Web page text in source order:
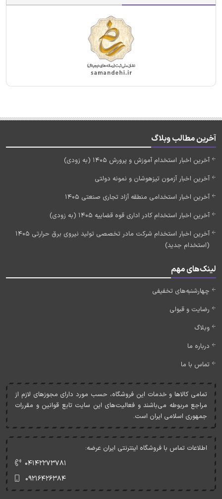
آخرین مطالب وبلاگ
آخرین اخبار استخدام آموزش و پرورش 1405 (به زودی)
آخرین اخبار آزمون تیزهوشان و نمونه دولتی
آخرین اخبار استخدامی منطقه آزاد تجاری صنعتی 1405
آخرین اخبار استخدام کادر اداری قوه قضاییه 1405 (به زودی)
آخرین اخبار استخدام شرکت مادر تخصصی تولید نیروی برق حرارتی 1405
(استخدام جدید)
لینک‌های مهم
چهارشنبه‌های تخفیفی
رضایت و قبولی
وبلاگ
درباره ما
تماس با ما
تمامی کالاها و خدمات اين فروشگاه، حسب مورد دارای مجوزهای لازم از
مراجع مربوطه می‌باشند و فعاليت‌های اين سايت تابع قوانين و مقررات
جمهوری اسلامی ايران است.
اطلاعات تماس با فروشگاه اینترنتی ایران عرضه:
۰۴۱۴۲۲۷۳۷۸۱
۰۹۲۱۶۴۲۶۳۸۴